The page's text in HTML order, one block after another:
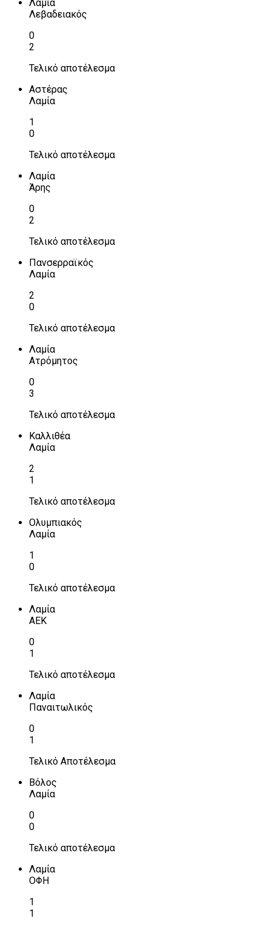
Λαμία
Λεβαδειακός
0
2
Τελικό αποτέλεσμα
Αστέρας
Λαμία
1
0
Τελικό αποτέλεσμα
Λαμία
Άρης
0
2
Τελικό αποτέλεσμα
Πανσερραϊκός
Λαμία
2
0
Τελικό αποτέλεσμα
Λαμία
Ατρόμητος
0
3
Τελικό αποτέλεσμα
Καλλιθέα
Λαμία
2
1
Τελικό αποτέλεσμα
Ολυμπιακός
Λαμία
1
0
Τελικό αποτέλεσμα
Λαμία
ΑΕΚ
0
1
Τελικό αποτέλεσμα
Λαμία
Παναιτωλικός
0
1
Τελικό Αποτέλεσμα
Βόλος
Λαμία
0
0
Τελικό αποτέλεσμα
Λαμία
ΟΦΗ
1
1